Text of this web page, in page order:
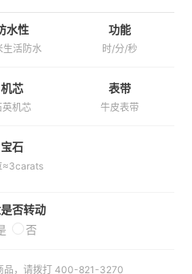
水性
生活防水
功能
时/分/秒
机芯
英机芯
表带
牛皮表带
宝石
≈3carats
否转动
否
品，请拨打 400-821-3270